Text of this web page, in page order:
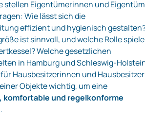
stellen Eigentümerinnen und
Wie lässt sich die
effizient und hygienisch
ist sinnvoll, und welche Rolle
Welche gesetzlichen
in Hamburg und
Hausbesitzerinnen und Hausbesitzer
Objekte wichtig, um eine
und regelkonforme